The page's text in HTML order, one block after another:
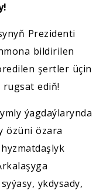
Prezidenti
bildirilen
şertler üçin
ediň!
ýagdaýlarynda
özüni özara
ykdysady,